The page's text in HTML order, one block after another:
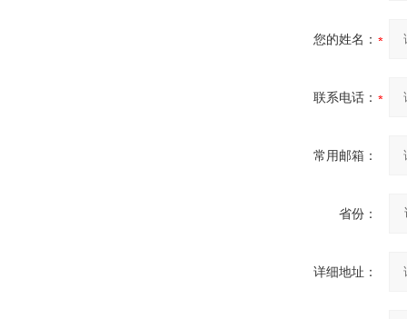
您的姓名：
联系电话：
常用邮箱：
省份：
详细地址：